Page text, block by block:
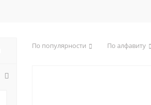
По популярности По алфавиту